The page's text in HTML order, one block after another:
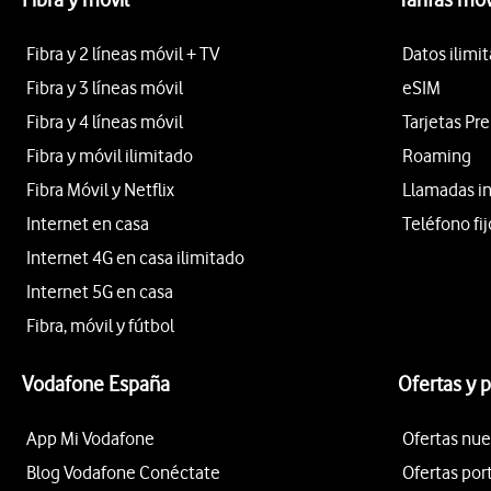
Fibra y 2 líneas móvil + TV
Fibra y 3 líneas móvil
Fibra y 4 líneas móvil
Fibra y móvil ilimitado
Fibra Móvil y Netflix
Internet en casa
Internet 4G en casa ilimitado
Internet 5G en casa
Fibra, móvil y fútbol
Datos
eSIM
Tarjetas
Roaming
Llamadas
Teléfono
Vodafone España
App Mi Vodafone
Blog Vodafone Conéctate
Ofertas y
Ofertas
Ofertas